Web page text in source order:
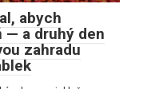
abych
— a druhý den
zahradu